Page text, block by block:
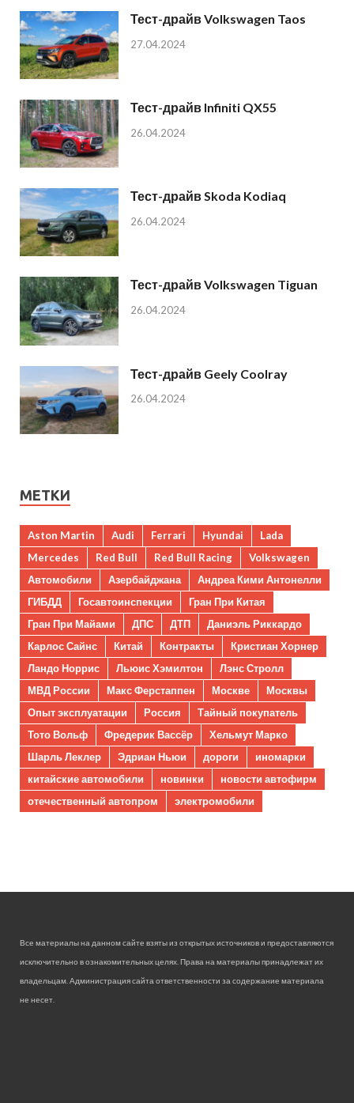
Тест-драйв Volkswagen Taos
27.04.2024
Тест-драйв Infiniti QX55
26.04.2024
Тест-драйв Skoda Kodiaq
26.04.2024
Тест-драйв Volkswagen Tiguan
26.04.2024
Тест-драйв Geely Coolray
26.04.2024
МЕТКИ
Aston Martin Audi Ferrari Hyundai
Lada
Mercedes
Red Bull Red Bull Racing
Volkswagen
Автомобили
Азербайджана
Андреа Кими Антонелли
ГИБДД
Госавтоинспекции
Гран При Китая
Гран При Майами
ДПС ДТП
Даниэль Риккардо
Карлос Сайнс
Китай Контракты
Кристиан Хорнер
Ландо Норрис
Льюис Хэмилтон
Лэнс Стролл
МВД России
Макс Ферстаппен Москве
Москвы
Опыт эксплуатации
Россия
Тайный покупатель
Тото Вольф
Фредерик Вассёр
Хельмут Марко
Шарль Леклер
Эдриан Ньюи дороги
иномарки
китайские автомобили
новинки
новости автофирм
отечественный автопром
электромобили
Все материалы на данном сайте взяты из открытых источников и предоставляются
исключительно в ознакомительных целях. Права на материалы принадлежат их
владельцам. Администрация сайта ответственности за содержание материала
не несет.